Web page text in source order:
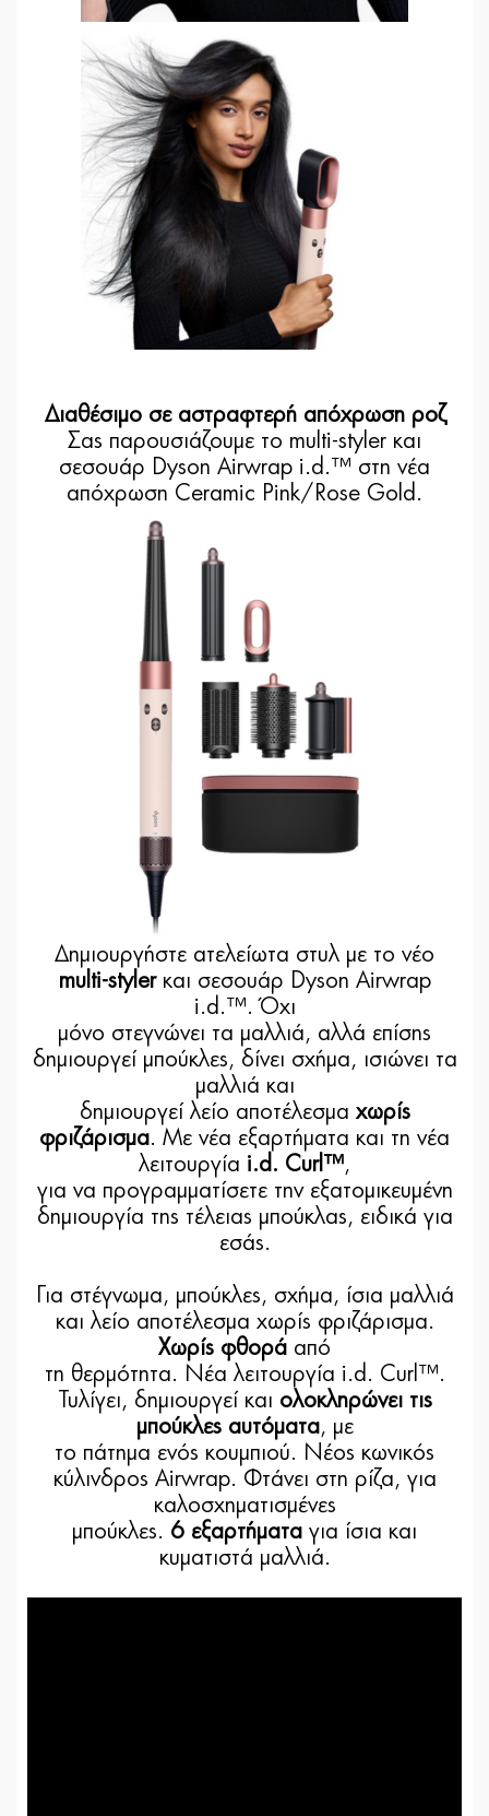
Διαθέσιμο σε αστραφτερή απόχρωση ροζ
Σας παρουσιάζουμε το multi-styler και
σεσουάρ Dyson Airwrap i.d.™ στη νέα
απόχρωση Ceramic Pink/Rose Gold.
Δημιουργήστε ατελείωτα στυλ με το νέο
multi-stylerκαι σεσουάρ Dyson Airwrap
i.d.™. Όχι
μόνο στεγνώνει τα μαλλιά, αλλά επίσης
δημιουργεί μπούκλες, δίνει σχήμα, ισιώνει τα
μαλλιά και
δημιουργεί λείο αποτέλεσμαχωρίς
φριζάρισμα. Με νέα εξαρτήματα και τη νέα
λειτουργία i.d. Curl™,
για να προγραμματίσετε την εξατομικευμένη
δημιουργία της τέλειας μπούκλας, ειδικά για
εσάς.
Για στέγνωμα, μπούκλες, σχήμα, ίσια μαλλιά
και λείο αποτέλεσμα χωρίς φριζάρισμα.
Χωρίς φθορά από
τη θερμότητα. Νέα λειτουργία i.d. Curl™.
Τυλίγει, δημιουργεί και ολοκληρώνει τις
μπούκλες αυτόματα, με
το πάτημα ενός κουμπιού. Νέος κωνικός
κύλινδρος Airwrap. Φτάνει στη ρίζα, για
καλοσχηματισμένες
μπούκλες. 6 εξαρτήματα για ίσια και
κυματιστά μαλλιά.